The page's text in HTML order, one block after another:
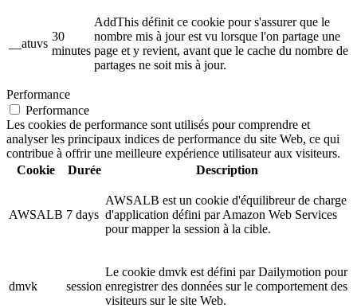
__atuvs
30
minutes
AddThis définit ce cookie pour s'assurer que le
nombre mis à jour est vu lorsque l'on partage une
page et y revient, avant que le cache du nombre de
partages ne soit mis à jour.
Performance
Performance
Les cookies de performance sont utilisés pour comprendre et
analyser les principaux indices de performance du site Web, ce qui
contribue à offrir une meilleure expérience utilisateur aux visiteurs.
Cookie
Durée Description
AWSALB 7 days
AWSALB est un cookie d'équilibreur de charge
d'application défini par Amazon Web Services
pour mapper la session à la cible.
dmvk session
Le cookie dmvk est défini par Dailymotion pour
enregistrer des données sur le comportement des
visiteurs sur le site Web.